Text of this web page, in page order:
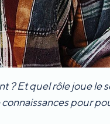
? Et quel rôle joue
pour